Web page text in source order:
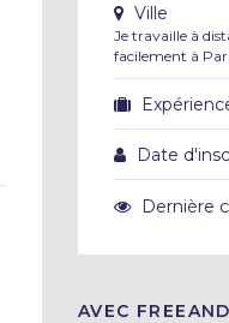
Ville
Je travaille à
facilement à
Date
Dernière
AVEC